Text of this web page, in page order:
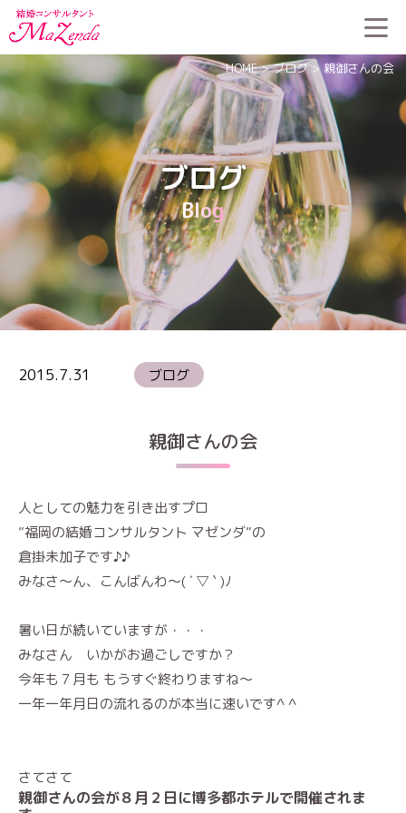
ブログ
Blog
HOME>ブログ> 親御さんの会
2015.7.31 ブログ
親御さんの会
人としての魅力を引き出すプロ
”福岡の結婚コンサルタント マゼンダ”の
倉掛未加子です♪♪
みなさ～ん、こんばんわ～( ´ ▽ ` )ﾉ
暑い日が続いていますが・・・
みなさん いかがお過ごしですか？
今年も７月も もうすぐ終わりますね〜
一年一年月日の流れるのが本当に速いです^ ^
さてさて
親御さんの会が８月２日に博多都ホテルで開催されま